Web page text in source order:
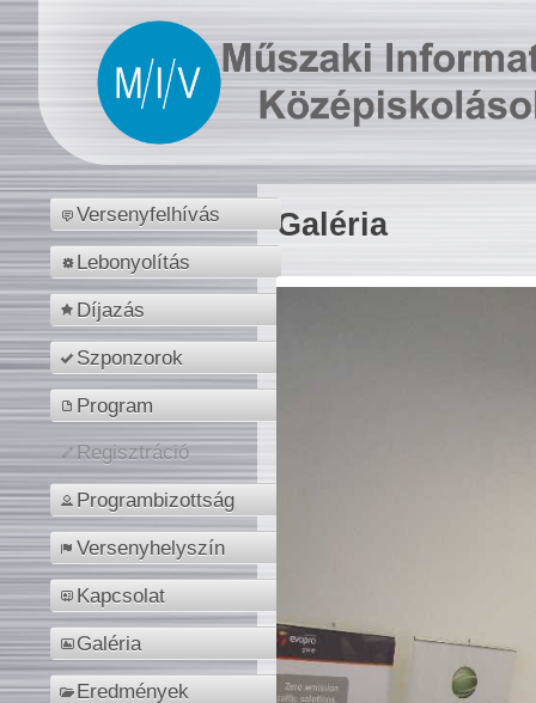
Versenyfelhívás
Lebonyolítás
Díjazás
Szponzorok
Program
Regisztráció
Programbizottság
Versenyhelyszín
Kapcsolat
Galéria
Eredmények
Galéria